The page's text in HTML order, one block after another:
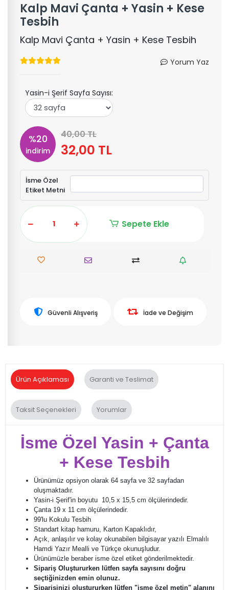
Kalp Mavi Çanta + Yasin + Kese
Tesbih
Kalp Mavi Çanta + Yasin + Kese Tesbih
Yorum Yaz
Yasin-i Şerif Sayfa Sayısı:
%20
indirim
40,00 TL
32,00 TL
İsme Özel
Etiket Metni
Sepete Ekle
Güvenli Alışveriş İade ve Değişim
Ürün Açıklaması Garanti ve Teslimat
Taksit Seçenekleri Yorumlar
İsme Özel Yasin + Çanta
+ Kese Tesbih
Ürünümüz opsiyon olarak 64 sayfa ve 32 sayfadan
oluşmaktadır.
Yasin-i Şerif'in boyutu 10,5 x 15,5 cm ölçülerindedir.
Çanta 19 x 11 cm ölçülerindedir.
99'lu Kokulu Tesbih
Standart kitap hamuru, Karton Kapaklıdır,
Açık, anlaşılır ve kolay okunabilen bilgisayar yazılı Elmalılı
Hamdi Yazır Mealli ve Türkçe okunuşludur.
Ürünümüzle beraber isme özel etiket gönderilmektedir.
Sipariş Oluştururken lütfen sayfa sayısını doğru
seçtiğinizden emin olunuz.
Siparişinizi oluştururken lütfen "isme özel metin" alanını